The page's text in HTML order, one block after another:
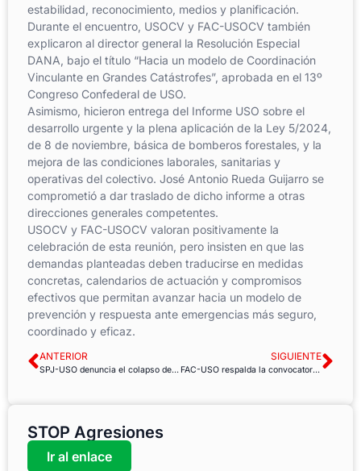
estabilidad, reconocimiento, medios y planificación.
Durante el encuentro, USOCV y FAC-USOCV también
explicaron al director general la Resolución Especial
DANA, bajo el título “Hacia un modelo de Coordinación
Vinculante en Grandes Catástrofes”, aprobada en el 13º
Congreso Confederal de USO.
Asimismo, hicieron entrega del Informe USO sobre el
desarrollo urgente y la plena aplicación de la Ley 5/2024,
de 8 de noviembre, básica de bomberos forestales, y la
mejora de las condiciones laborales, sanitarias y
operativas del colectivo. José Antonio Rueda Guijarro se
comprometió a dar traslado de dicho informe a otras
direcciones generales competentes.
USOCV y FAC-USOCV valoran positivamente la
celebración de esta reunión, pero insisten en que las
demandas planteadas deben traducirse en medidas
concretas, calendarios de actuación y compromisos
efectivos que permitan avanzar hacia un modelo de
prevención y respuesta ante emergencias más seguro,
coordinado y eficaz.
ANTERIOR
SPJ-USO denuncia el colapso de los juzgados de Carballo y exige refuerzos urgentes para garantizar una Justicia eficaz
SIGUIENTE
FAC-USO respalda la convocatoria de huelga indefinida en las residencias y centros de día de La Rioja
STOP Agresiones
Ir al enlace